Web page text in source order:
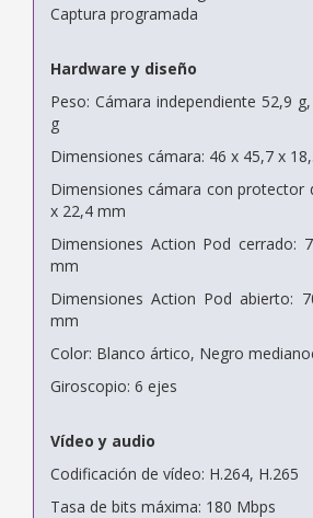
Captura programada
Hardware y diseño
Peso: Cámara independiente 52,9
g
Dimensiones cámara: 46 x 45,7 x
Dimensiones cámara con protector
x 22,4 mm
Dimensiones Action Pod cerrado:
mm
Dimensiones Action Pod abierto:
mm
Color: Blanco ártico, Negro
Giroscopio: 6 ejes
Vídeo y audio
Codificación de vídeo: H.264, H.265
Tasa de bits máxima: 180 Mbps